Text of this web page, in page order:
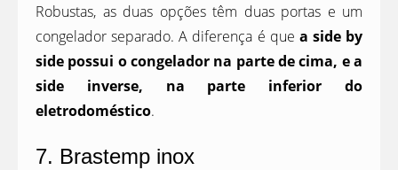
Robustas, as duas opções têm duas portas e um
congelador separado. A diferença é que a side by
side possui o congelador na parte de cima, e a
side inverse, na parte inferior do
eletrodoméstico.
7. Brastemp inox